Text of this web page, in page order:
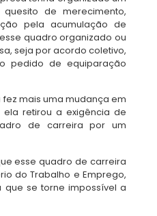
de merecimento,
pela acumulação de
quadro organizado ou
seja por acordo coletivo,
pedido de equiparação
mais uma mudança em
retirou a exigência de
de carreira por um
esse quadro de carreira
do Trabalho e Emprego,
se torne impossível a